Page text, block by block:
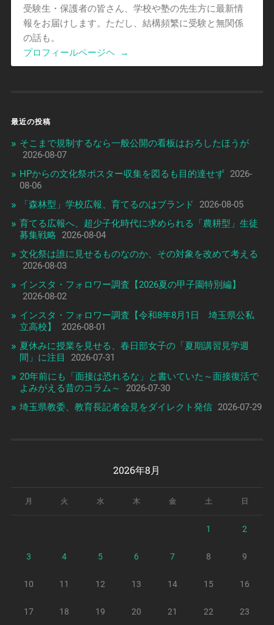
受験生・保護者の皆さん、学校や塾の先生方に最新情
報をお届けします。ただし、結構頻繁に受験と無関係
の話も。
プロフィールページヘ
→
最近の投稿
そこまで規制するなら一般公開の看板はおろしたほうが
2026-08-07
HPからの文化祭ポスター収集を図るも目的達せず 2026-
08-06
「森林型」学校広報、育てるのはブランド
2026-08-05
育てる広報へ、超少子化時代に求められる「農耕型」生徒
募集戦略
2026-08-04
文化祭は誰に見せるものなのか、その対象を改めて考える
2026-08-03
インスタ・フォロワー調査【2026夏の甲子園特別編】
2026-08-02
インスタ・フォロワー調査【令和8年8月1日 埼玉県公私
立高校】
2026-08-01
夏休みに授業を見せる、春日部女子の「夏期講習見学週
間」に注目
2026-07-31
20年前にも「面接は恐れるな」と書いていた～面接復活で
よみがえる昔のコラム～
2026-07-30
埼玉県教委、教育長記者会見をダイレクト発信 2026-07-29
2026年8月
月 火 水 木 金 土 日
1 2
3 4 5 6 7 8 9
10 11 12 13 14 15 16
17 18 19 20 21 22 23